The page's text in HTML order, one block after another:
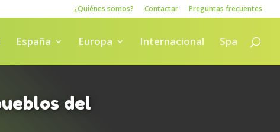
¿Quiénes somos? Contactar Preguntas frecuentes
España Europa Internacional Spa
del